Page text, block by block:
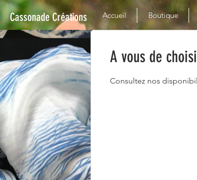
Cassonade Créations Accueil Boutique
A vous de
Consultez nos